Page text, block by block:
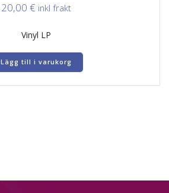
20,00 € inkl frakt
Vinyl LP
Lägg till i varukorg